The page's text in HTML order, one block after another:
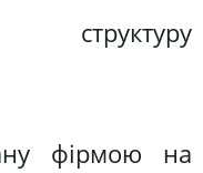
структуру
фірмою на